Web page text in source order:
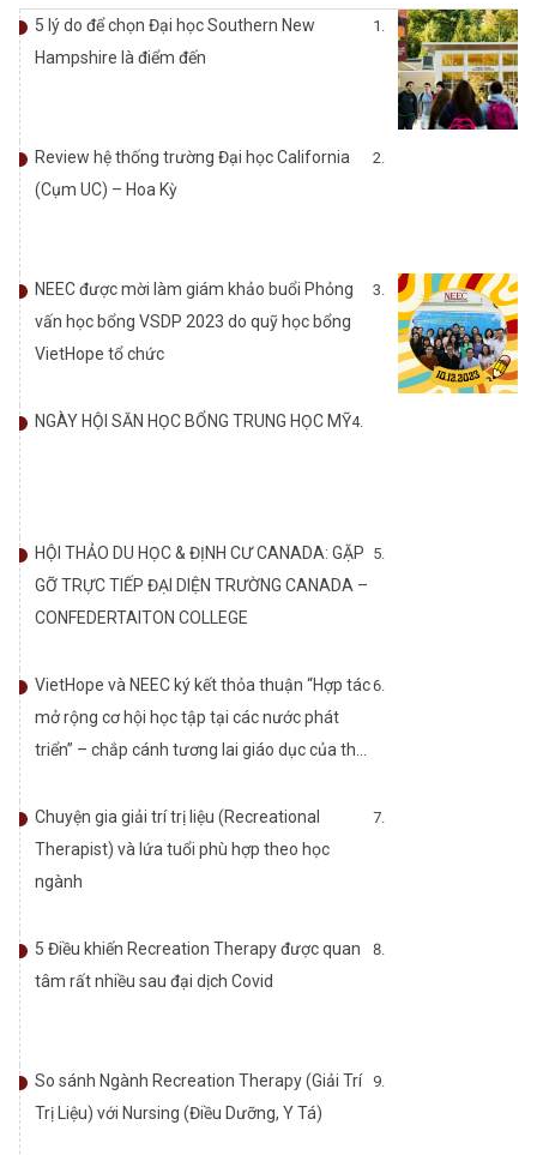
5 lý do để chọn Đại học Southern New
Hampshire là điểm đến
Review hệ thống trường Đại học California
(Cụm UC) – Hoa Kỳ
NEEC được mời làm giám khảo buổi Phỏng
vấn học bổng VSDP 2023 do quỹ học bổng
VietHope tổ chức
NGÀY HỘI SĂN HỌC BỔNG TRUNG HỌC MỸ
HỘI THẢO DU HỌC & ĐỊNH CƯ CANADA: GẶP
GỠ TRỰC TIẾP ĐẠI DIỆN TRƯỜNG CANADA –
CONFEDERTAITON COLLEGE
VietHope và NEEC ký kết thỏa thuận “Hợp tác
mở rộng cơ hội học tập tại các nước phát
triển” – chắp cánh tương lai giáo dục của thế
Chuyện gia giải trí trị liệu (Recreational
Therapist) và lứa tuổi phù hợp theo học
ngành
5 Điều khiến Recreation Therapy được quan
tâm rất nhiều sau đại dịch Covid
So sánh Ngành Recreation Therapy (Giải Trí
Trị Liệu) với Nursing (Điều Dưỡng, Y Tá)